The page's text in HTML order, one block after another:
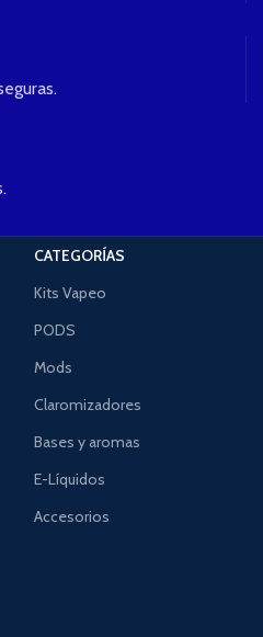
CATEGORÍAS
Kits Vapeo
PODS
Mods
Claromizadores
Bases y aromas
E-Líquidos
Accesorios